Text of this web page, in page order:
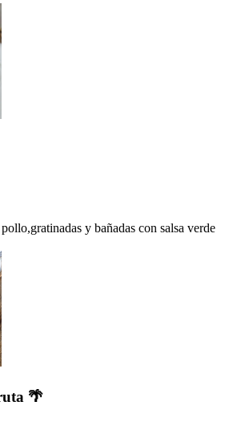
y bañadas con salsa verde
🌴